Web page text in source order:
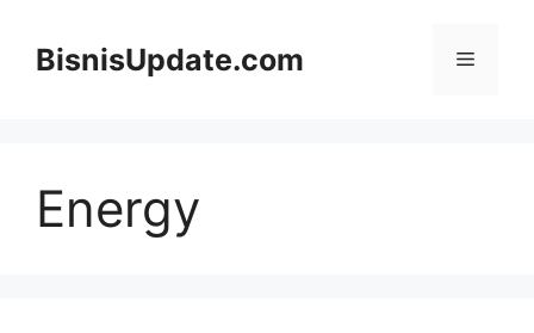
BisnisUpdate.com Menu
Energy